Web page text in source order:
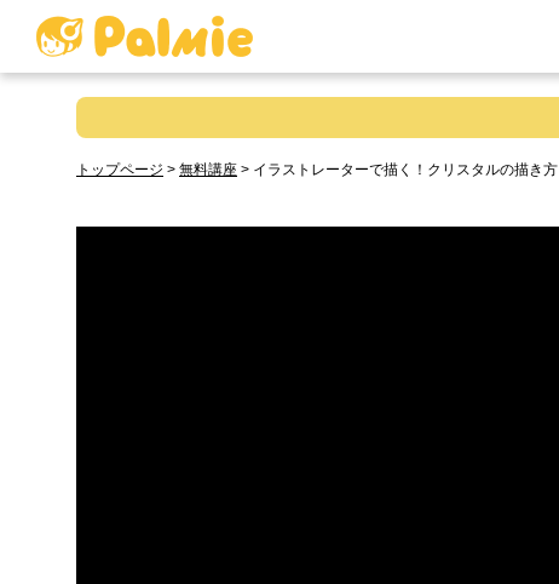
トップページ > 無料講座 > イラストレーターで描く！クリスタルの描き方